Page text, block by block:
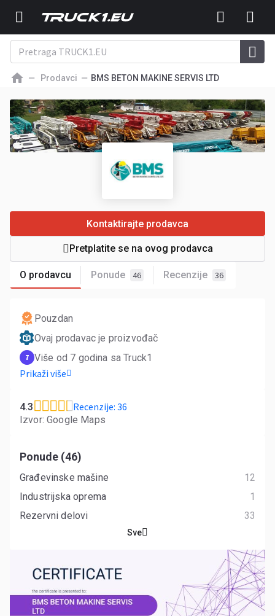
Prodavci BMS BETON MAKINE SERVIS LTD
O prodavcu Ponude 46 Recenzije 36
Kontaktirajte prodavca
Pretplatite se na ovog prodavca
Pouzdan
Ovaj prodavac je proizvođač
7 Više od 7 godina sa Truck1
Prikaži više
4.3 Recenzije: 36
Izvor: Google Maps
Ponude (46)
Građevinske mašine
12
Industrijska oprema
1
Rezervni delovi
33
Sve